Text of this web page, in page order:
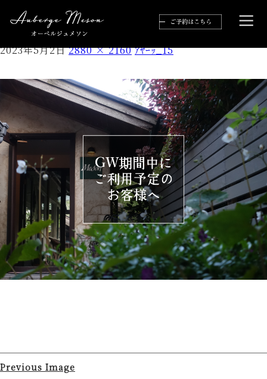
ｱﾔｰｯ_15
2023年5月2日 2880 × 2160 ｱﾔｰｯ_15
Previous Image